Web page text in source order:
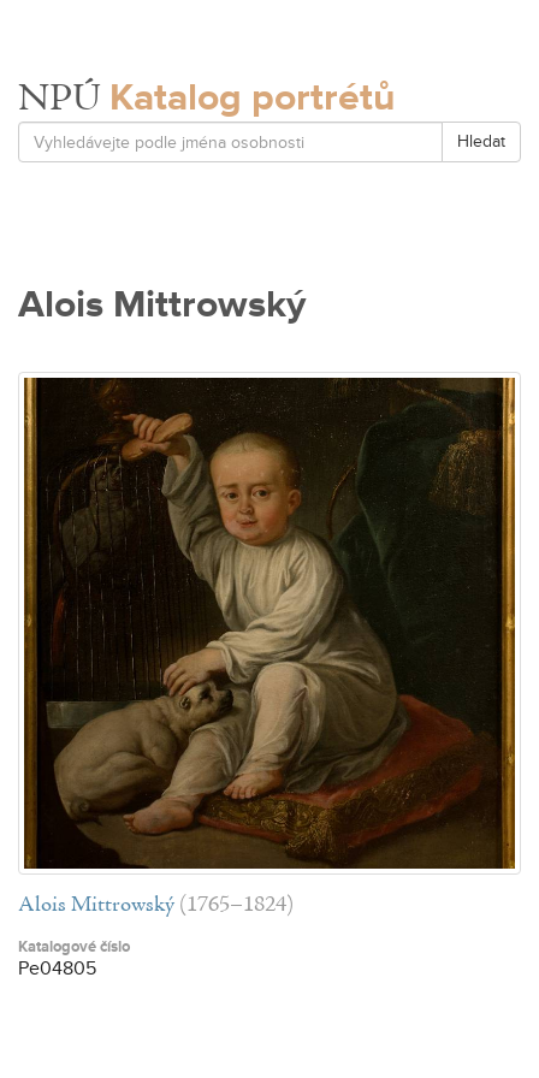
NPÚ Katalog portrétů
Hledat
Alois Mittrowský
Alois Mittrowský (1765–1824)
Katalogové číslo
Pe04805